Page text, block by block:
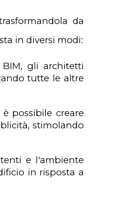
da
in diversi modi:
gli architetti
tutte le altre
possibile creare
stimolando
e l'ambiente
in risposta a